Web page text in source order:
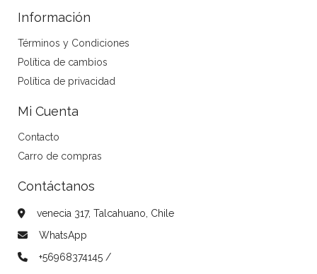
Información
Términos y Condiciones
Política de cambios
Política de privacidad
Mi Cuenta
Contacto
Carro de compras
Contáctanos
venecia 317, Talcahuano, Chile
WhatsApp
+56968374145 /